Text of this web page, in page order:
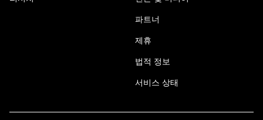
파트너
제휴
법적 정보
서비스 상태